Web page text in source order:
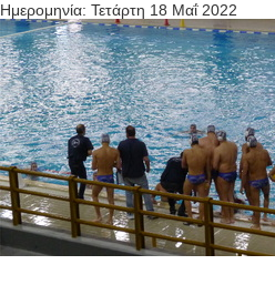
Ημερομηνία: Τετάρτη 18 Μαΐ 2022